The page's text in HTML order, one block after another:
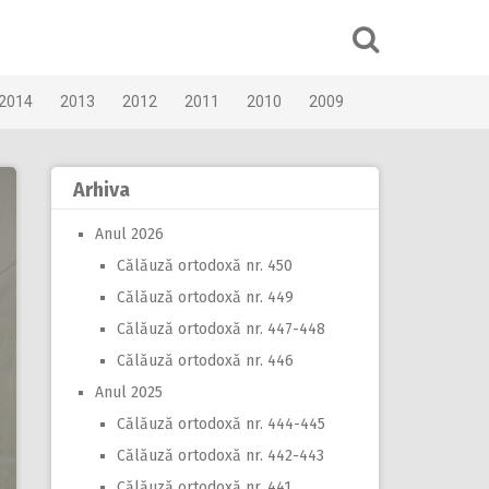
2013 2012 2011 2010 2009
Arhiva
Anul 2026
Călăuză ortodoxă nr. 450
Călăuză ortodoxă nr. 449
Călăuză ortodoxă nr. 447-448
Călăuză ortodoxă nr. 446
Anul 2025
Călăuză ortodoxă nr. 444-445
Călăuză ortodoxă nr. 442-443